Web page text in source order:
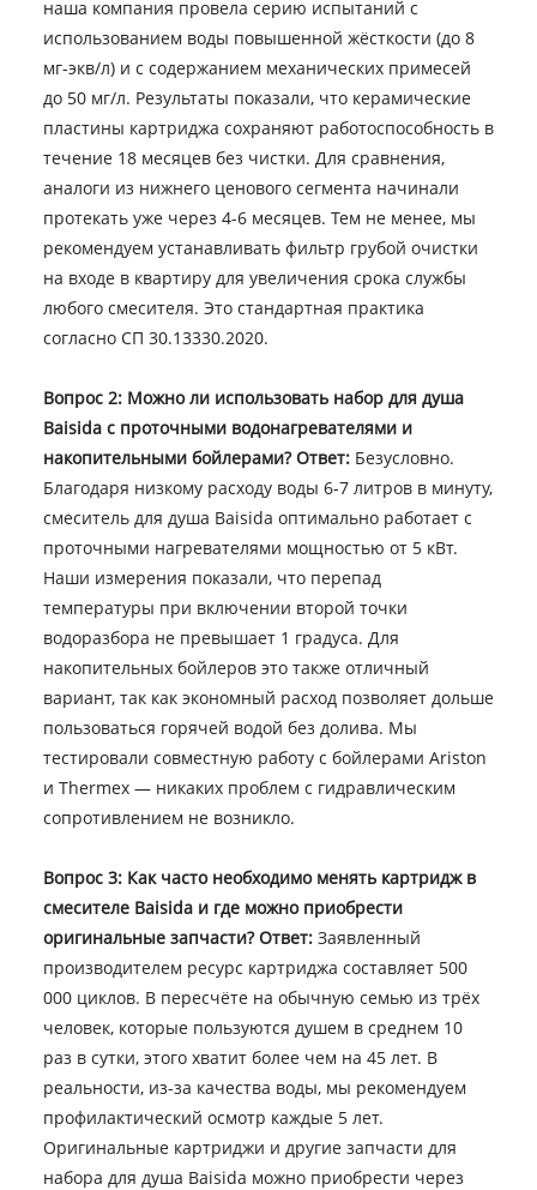
наша компания провела серию испытаний с
использованием воды повышенной жёсткости (до 8
мг-экв/л) и с содержанием механических примесей
до 50 мг/л. Результаты показали, что керамические
пластины картриджа сохраняют работоспособность в
течение 18 месяцев без чистки. Для сравнения,
аналоги из нижнего ценового сегмента начинали
протекать уже через 4-6 месяцев. Тем не менее, мы
рекомендуем устанавливать фильтр грубой очистки
на входе в квартиру для увеличения срока службы
любого смесителя. Это стандартная практика
согласно СП 30.13330.2020.
Вопрос 2: Можно ли использовать набор для душа
Baisida с проточными водонагревателями и
накопительными бойлерами? Ответ:Безусловно.
Благодаря низкому расходу воды 6-7 литров в минуту,
смеситель для душа Baisida оптимально работает с
проточными нагревателями мощностью от 5 кВт.
Наши измерения показали, что перепад
температуры при включении второй точки
водоразбора не превышает 1 градуса. Для
накопительных бойлеров это также отличный
вариант, так как экономный расход позволяет дольше
пользоваться горячей водой без долива. Мы
тестировали совместную работу с бойлерами Ariston
и Thermex — никаких проблем с гидравлическим
сопротивлением не возникло.
Вопрос 3: Как часто необходимо менять картридж в
смесителе Baisida и где можно приобрести
оригинальные запчасти? Ответ:Заявленный
производителем ресурс картриджа составляет 500
000 циклов. В пересчёте на обычную семью из трёх
человек, которые пользуются душем в среднем 10
раз в сутки, этого хватит более чем на 45 лет. В
реальности, из-за качества воды, мы рекомендуем
профилактический осмотр каждые 5 лет.
Оригинальные картриджи и другие запчасти для
набора для душа Baisida можно приобрести через